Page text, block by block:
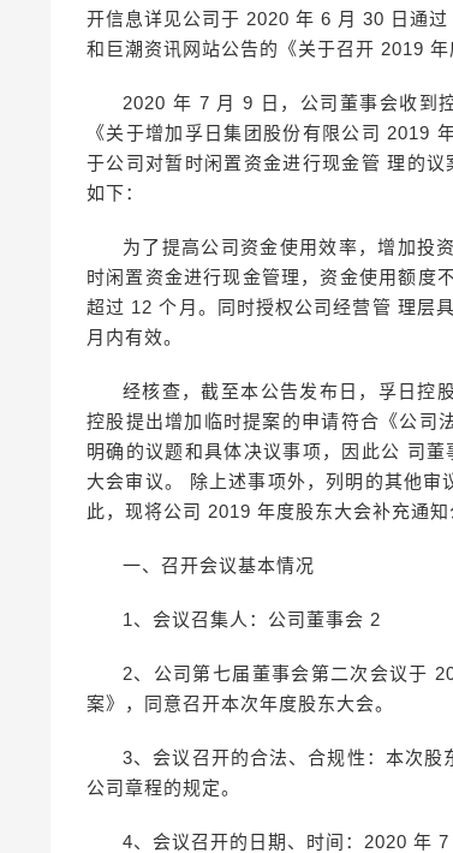
开信息详见公司于 2020 年 6 月 30 日通
和巨潮资讯网站公告的《关于召开 2019
2020 年 7 月 9 日，公司董事会收到
《关于增加孚日集团股份有限公司 2019
于公司对暂时闲置资金进行现金管 理的
如下：
为了提高公司资金使用效率，增加投
时闲置资金进行现金管理，资金使用额度
超过 12 个月。同时授权公司经营管 理层
月内有效。
经核查，截至本公告发布日，孚日控
控股提出增加临时提案的申请符合《公司
明确的议题和具体决议事项，因此公 司
大会审议。 除上述事项外，列明的其他
此，现将公司 2019 年度股东大会补充通知
一、召开会议基本情况
1、会议召集人：公司董事会 2
2、公司第七届董事会第二次会议于
案》，同意召开本次年度股东大会。
3、会议召开的合法、合规性：本次
公司章程的规定。
4、会议召开的日期、时间：2020 年